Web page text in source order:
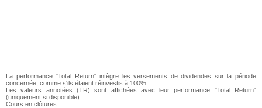
La performance "Total Return" intègre les versements de dividendes sur la période
concernée, comme s'ils étaient réinvestis à 100%.
Les valeurs annotées (TR) sont affichées avec leur performance "Total Return"
(uniquement si disponible)
Cours en clôtures